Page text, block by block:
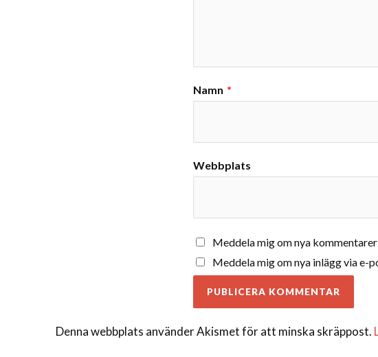
Namn *
Webbplats
Meddela mig om nya
Meddela mig om nya inlägg via e-
Denna webbplats använder Akismet för att minska skräppost.